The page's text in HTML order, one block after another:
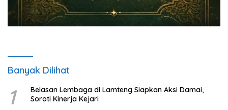
Banyak Dilihat
1
Belasan Lembaga di Lamteng Siapkan Aksi Damai,
Soroti Kinerja Kejari